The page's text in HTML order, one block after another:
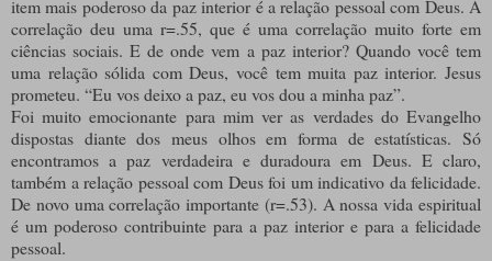
item mais poderoso da paz interior é a relação pessoal com Deus. A
correlação deu uma r=.55, que é uma correlação muito forte em
ciências sociais. E de onde vem a paz interior? Quando você tem
uma relação sólida com Deus, você tem muita paz interior. Jesus
prometeu. “Eu vos deixo a paz, eu vos dou a minha paz”.
Foi muito emocionante para mim ver as verdades do Evangelho
dispostas diante dos meus olhos em forma de estatísticas. Só
encontramos a paz verdadeira e duradoura em Deus. E claro,
também a relação pessoal com Deus foi um indicativo da felicidade.
De novo uma correlação importante (r=.53). A nossa vida espiritual
é um poderoso contribuinte para a paz interior e para a felicidade
pessoal.